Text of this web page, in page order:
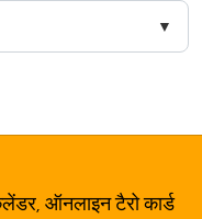
ऑनलाइन टैरो कार्ड